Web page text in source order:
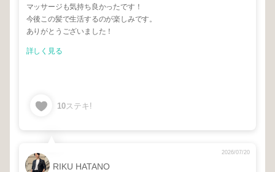
マッサージも気持ち良かったです！
今後この髪で生活するのが楽しみです。
ありがとうございました！
詳しく見る
10ステキ!
RIKU HATANO
2026/07/20